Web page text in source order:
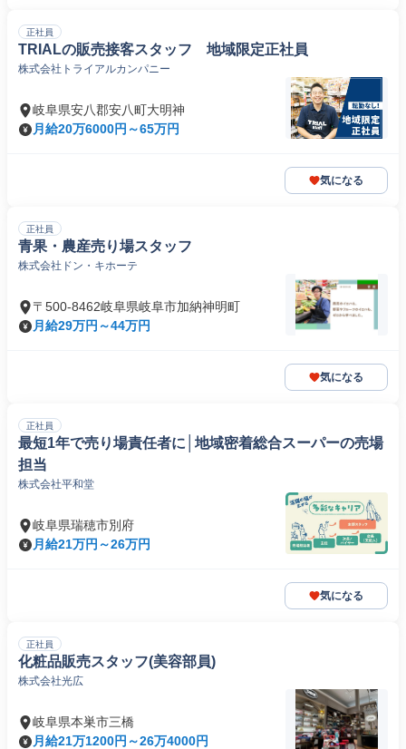
正社員
TRIALの販売接客スタッフ 地域限定正社員
株式会社トライアルカンパニー
岐阜県安八郡安八町大明神
月給20万6000円～65万円
気になる
正社員
青果・農産売り場スタッフ
株式会社ドン・キホーテ
〒500-8462岐阜県岐阜市加納神明町
月給29万円～44万円
気になる
正社員
最短1年で売り場責任者に│地域密着総合スーパーの売場
担当
株式会社平和堂
岐阜県瑞穂市別府
月給21万円～26万円
気になる
正社員
化粧品販売スタッフ(美容部員)
株式会社光広
岐阜県本巣市三橋
月給21万1200円～26万4000円